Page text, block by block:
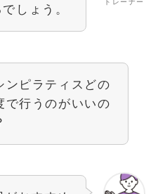
しょう。
ンピラティスどの
で行うのがいいの